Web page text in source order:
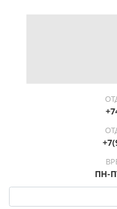
ПН-